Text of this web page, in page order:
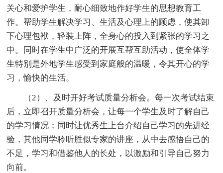
关心和爱护学生，耐心细致地作好学生的思想教育工
作。帮助学生解决学习、生活及心理上的顾虑，使其卸
下心理包袱，轻装上阵，全身心的投入到紧张的学习之
中。同时在学生中广泛的开展互帮互助活动，使全体学
生特别是外地学生感受到家庭般的温暖，令其开心的学
习，愉快的生活。
（2）、及时开好考试质量分析会。每一次考试结束
后，立即召开质量分析会，让每一个学生及时了解自己
的学习情况；同时让优秀生上台介绍自己学习的先进经
验，其他同学聆听胜似专家的讲座，从中去感悟自己的
不足，学习和借鉴他人的长处，以激励和引导自己努力
向前。